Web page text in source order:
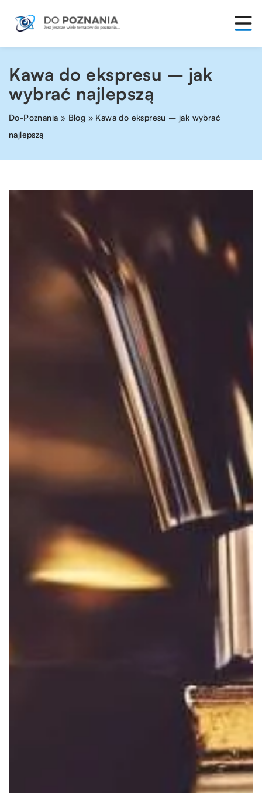
Kawa do ekspresu – jak
wybrać najlepszą
Do-Poznania » Blog » Kawa do ekspresu – jak wybrać
najlepszą